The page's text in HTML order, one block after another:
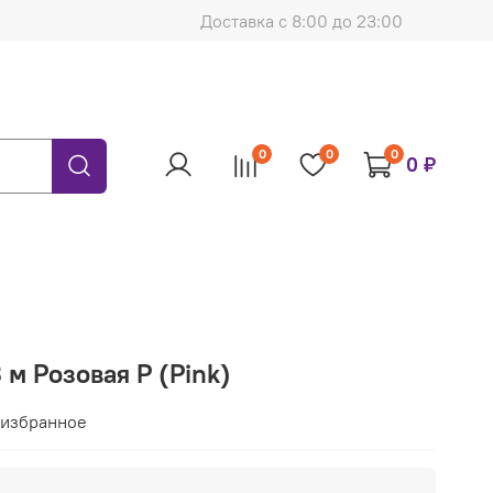
Доставка с 8:00 до 23:00
0 0 0 0 ₽
м Розовая Р (Pink)